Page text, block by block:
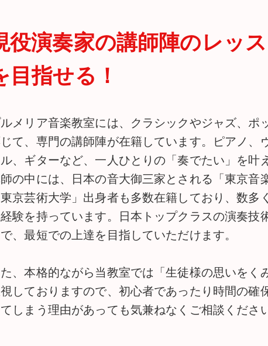
役演奏家の講師陣のレッ
目指せる！
メリア音楽教室には、クラシックやジャズ、ポ
て、専門の講師陣が在籍しています。ピアノ、
、ギターなど、一人ひとりの「奏でたい」を叶
の中には、日本の音大御三家とされる「東京音
京芸術大学」出身者も多数在籍しており、数多
験を持っています。日本トップクラスの演奏技
、最短での上達を目指していただけます。
、本格的ながら当教室では「生徒様の思いをく
しておりますので、初心者であったり時間の確
しまう理由があっても気兼ねなくご相談くださ